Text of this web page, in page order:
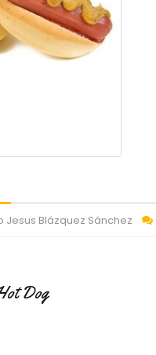
Jesus Blázquez Sánchez
Dog